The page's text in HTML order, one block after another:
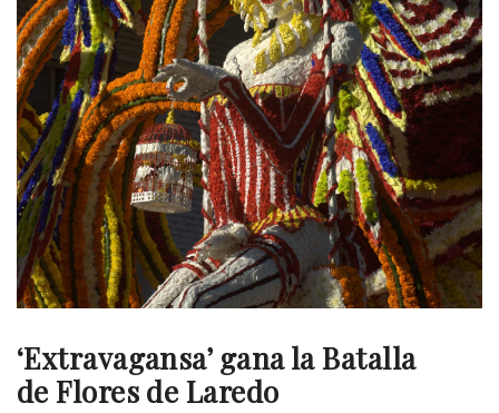
‘Extravagansa’ gana la Batalla
de Flores de Laredo